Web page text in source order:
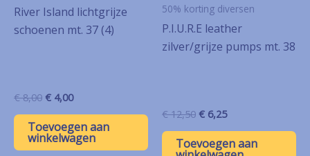
River Island lichtgrijze
schoenen mt. 37 (4)
€8,00 Oorspronkelijke
was:
€ 8,00.
€ 4,00Huidige
is:
€ 4,00.
Toevoegen aan
winkelwagen
50% korting diversen
P.I.U.R.E leather
zilver/grijze pumps mt. 38
€12,50 Oorspronkelijke
was:
€ 12,50.
€ 6,25Huidige
is:
€ 6,25.
Toevoegen aan